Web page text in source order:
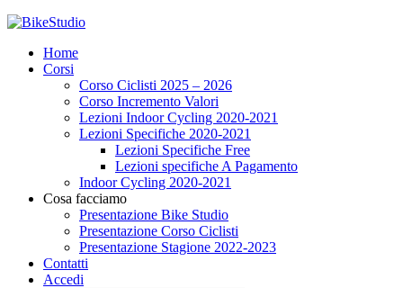
Home
Corsi
Corso Ciclisti 2025 – 2026
Corso Incremento Valori
Lezioni Indoor Cycling 2020-2021
Lezioni Specifiche 2020-2021
Lezioni Specifiche Free
Lezioni specifiche A Pagamento
Indoor Cycling 2020-2021
Cosa facciamo
Presentazione Bike Studio
Presentazione Corso Ciclisti
Presentazione Stagione 2022-2023
Contatti
Accedi